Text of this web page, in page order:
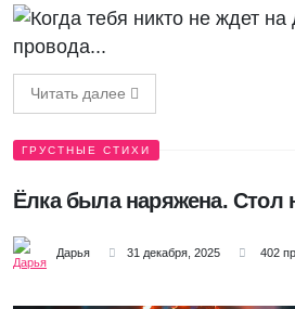
Читать далее
ГРУСТНЫЕ СТИХИ
Ёлка была наряжена. Стол
Дарья 31 декабря, 2025 402